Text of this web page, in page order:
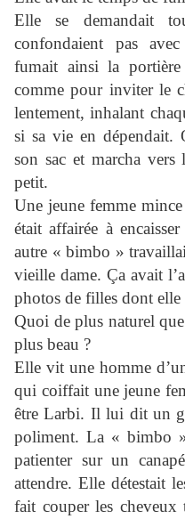
Elle se demandait
confondaient pas
fumait ainsi la
comme pour inviter le
lentement, inhalant
si sa vie en
son sac et marcha vers
petit.
Une jeune femme
était affairée à
autre « bimbo »
vieille dame. Ça avait
photos de filles dont elle
Quoi de plus naturel
plus beau ?
Elle vit une homme
qui coiffait une jeune
être Larbi. Il lui dit un
poliment. La « bimbo
patienter sur un
attendre. Elle détestait
fait couper les cheveux